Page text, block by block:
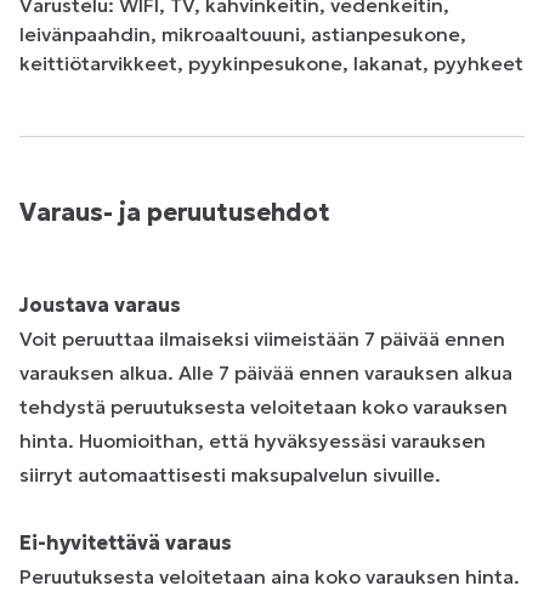
Varustelu: WIFI, TV, kahvinkeitin, vedenkeitin,
leivänpaahdin, mikroaaltouuni, astianpesukone,
keittiötarvikkeet, pyykinpesukone, lakanat, pyyhkeet
Varaus- ja peruutusehdot
Joustava varaus
Voit peruuttaa ilmaiseksi viimeistään 7 päivää ennen
varauksen alkua. Alle 7 päivää ennen varauksen alkua
tehdystä peruutuksesta veloitetaan koko varauksen
hinta. Huomioithan, että hyväksyessäsi varauksen
siirryt automaattisesti maksupalvelun sivuille.
Ei-hyvitettävä varaus
Peruutuksesta veloitetaan aina koko varauksen hinta.